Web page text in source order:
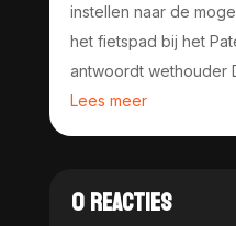
instellen naar de
het fietspad bij het
antwoordt wethouder
Lees meer
0 REACTIES